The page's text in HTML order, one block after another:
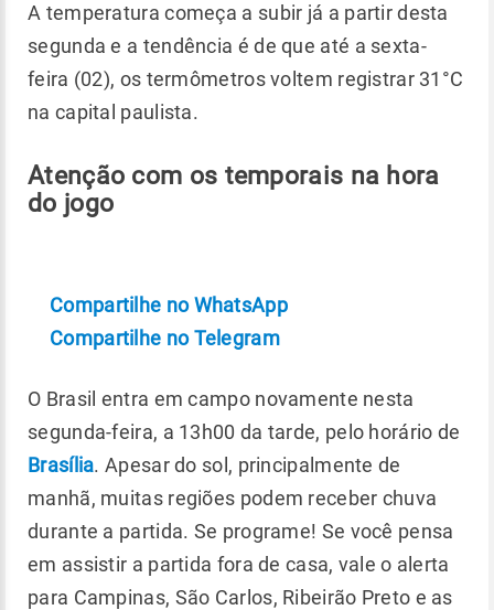
A temperatura começa a subir já a partir desta
segunda e a tendência é de que até a sexta-
feira (02), os termômetros voltem registrar 31°C
na capital paulista.
Atenção com os temporais na hora
do jogo
Compartilhe no WhatsApp
Compartilhe no Telegram
O Brasil entra em campo novamente nesta
segunda-feira, a 13h00 da tarde, pelo horário de
Brasília. Apesar do sol, principalmente de
manhã, muitas regiões podem receber chuva
durante a partida. Se programe! Se você pensa
em assistir a partida fora de casa, vale o alerta
para Campinas, São Carlos, Ribeirão Preto e as